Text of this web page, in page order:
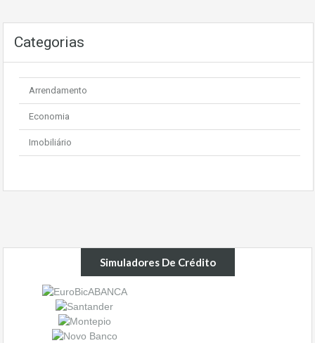
Categorias
Arrendamento
Economia
Imobiliário
Simuladores De Crédito